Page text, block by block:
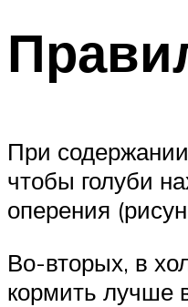
При
чтобы голуби
оперения
Во-вторых, в
кормить лучше